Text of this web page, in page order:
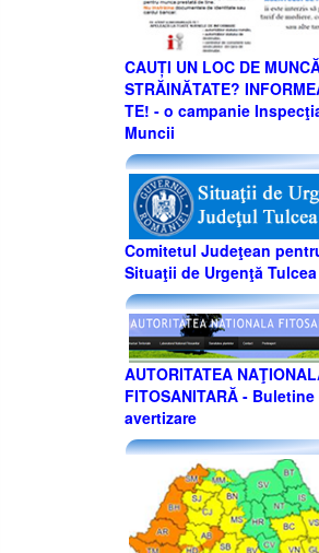
CAUȚI UN LOC DE
STRĂINĂTATE?
TE! - o campanie
Muncii
Comitetul Judeţean
Situaţii de Urgenţă Tulcea
AUTORITATEA
FITOSANITARĂ -
avertizare